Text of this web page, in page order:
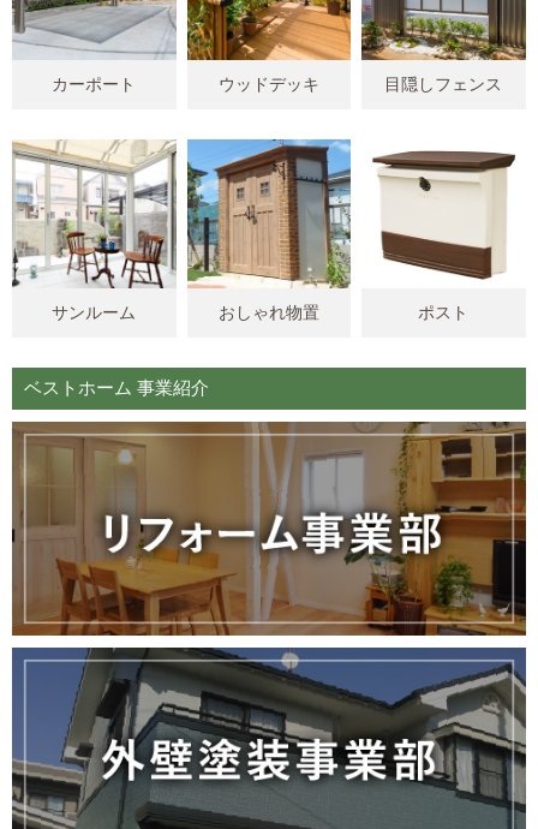
カーポート ウッドデッキ 目隠しフェンス
サンルーム おしゃれ物置 ポスト
ベストホーム 事業紹介